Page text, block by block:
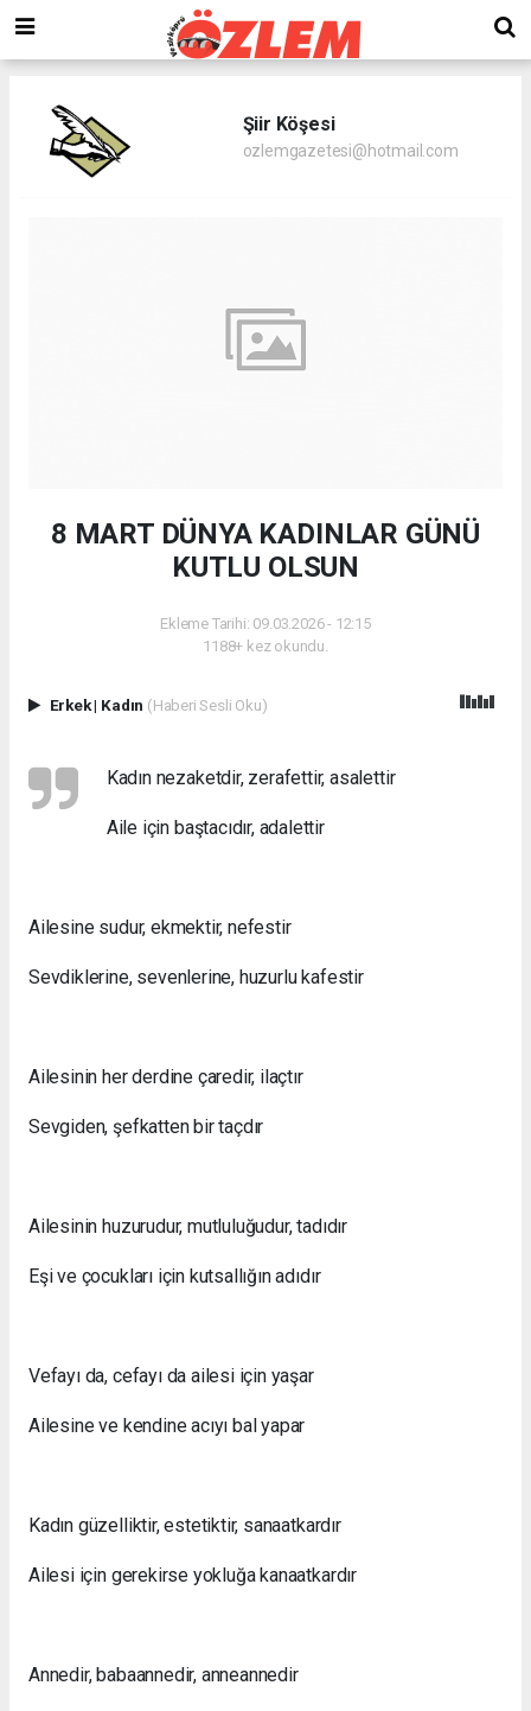
Şiir Köşesi
ozlemgazetesi@hotmail.com
8 MART DÜNYA KADINLAR GÜNÜ
KUTLU OLSUN
Ekleme Tarihi: 09.03.2026 - 12:15
1188+ kez okundu.
Erkek| Kadın (Haberi Sesli Oku)
Kadın nezaketdir, zerafettir, asalettir
Aile için baştacıdır, adalettir
Ailesine sudur, ekmektir, nefestir
Sevdiklerine, sevenlerine, huzurlu kafestir
Ailesinin her derdine çaredir, ilaçtır
Sevgiden, şefkatten bir taçdır
Ailesinin huzurudur, mutluluğudur, tadıdır
Eşi ve çocukları için kutsallığın adıdır
Vefayı da, cefayı da ailesi için yaşar
Ailesine ve kendine acıyı bal yapar
Kadın güzelliktir, estetiktir, sanaatkardır
Ailesi için gerekirse yokluğa kanaatkardır
Annedir, babaannedir, anneannedir